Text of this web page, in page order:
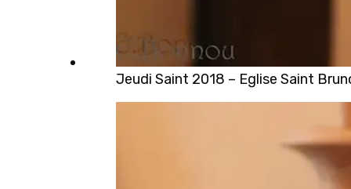
Jeudi Saint 2018 – Eglise Saint